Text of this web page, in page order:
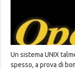
Un sistema UNIX
spesso, a prova di